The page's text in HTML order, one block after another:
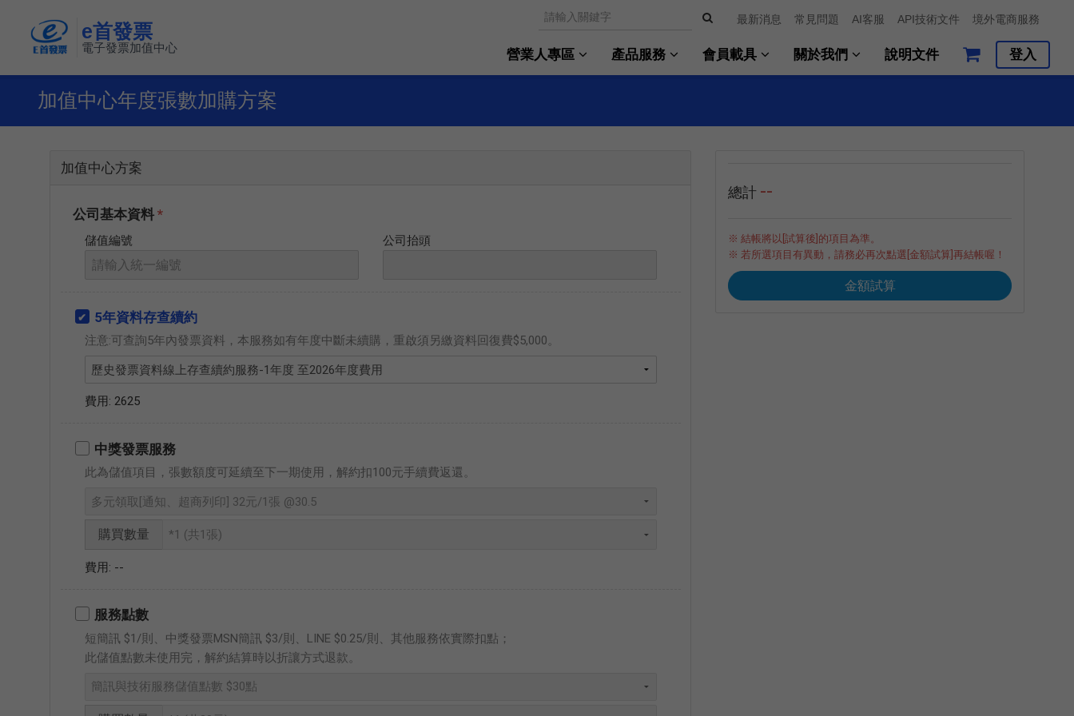
e首發票
電子發票加值中心
最新消息 常見問題 AI客服 API技術文件 境外電商服務
營業人專區 產品服務 會員載具 關於我們 說明文件 登入
加值中心年度張數加購方案
加值中心方案
公司基本資料 *
儲值編號 公司抬頭
5年資料存查續約
注意:可查詢5年內發票資料，本服務如有年度中斷未續購，重啟須另繳資料回復費$5,000。
2625
中獎發票服務
此為儲值項目，張數額度可延續至下一期使用，解約扣100元手續費返還。
購買數量
--
服務點數
短簡訊 $1/則、中獎發票MSN簡訊 $3/則、LINE $0.25/則、其他服務依實際扣點；
此儲值點數未使用完，解約結算時以折讓方式退款。
總計 --
※ 結帳將以[試算後]的項目為準。
※ 若所選項目有異動，請務必再次點選[金額試算]再結帳喔！
金額試算